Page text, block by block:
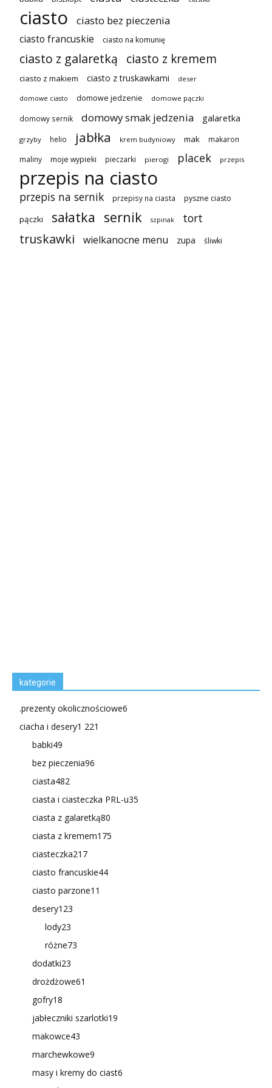
ciasto ciasto bez pieczenia
ciasto francuskie ciasto na komunię
ciasto z galaretką ciasto z kremem
ciasto z makiem ciasto z truskawkami deser
domowe ciasto domowe jedzenie domowe pączki
domowy sernik domowy smak jedzenia galaretka
grzyby helio jabłka krem budyniowy mak makaron
maliny moje wypieki pieczarki pierogi placek przepis
przepis na ciasto
przepis na sernik przepisy na ciasta pyszne ciasto
pączki sałatka sernik szpinak tort
truskawki wielkanocne menu zupa śliwki
kategorie
.prezenty okolicznościowe6
ciacha i desery1 221
babki49
bez pieczenia96
ciasta482
ciasta i ciasteczka PRL-u35
ciasta z galaretką80
ciasta z kremem175
ciasteczka217
ciasto francuskie44
ciasto parzone11
desery123
lody23
różne73
dodatki23
drożdżowe61
gofry18
jabłeczniki szarlotki19
makowce43
marchewkowe9
masy i kremy do ciast6